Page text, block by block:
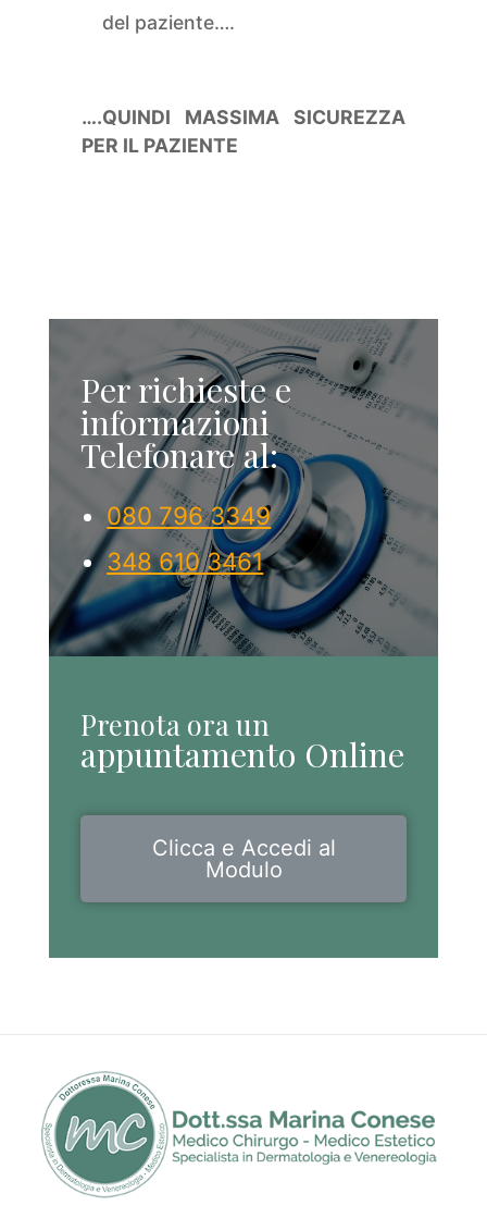
del paziente….
….QUINDI MASSIMA SICUREZZA
PER IL PAZIENTE
Per richieste e
informazioni
Telefonare al:
‎080 796 3349
348 610 3461
Prenota ora un
appuntamento Online
Clicca e Accedi al
Modulo